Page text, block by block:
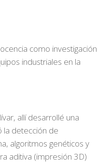
como investigación
industriales en la
allí desarrollé una
la detección de
algoritmos genéticos y
aditiva (impresión 3D)